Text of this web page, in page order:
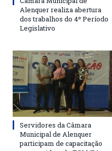
Alenquer realiza abertura
dos trabalhos do 4º Período
Legislativo
Servidores da Câmara
Municipal de Alenquer
participam de capacitação